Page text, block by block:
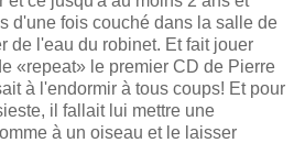
d'une fois couché dans la salle de
de l'eau du robinet. Et fait jouer
«repeat» le premier CD de Pierre
à l'endormir à tous coups! Et pour
il fallait lui mettre une
à un oiseau et le laisser